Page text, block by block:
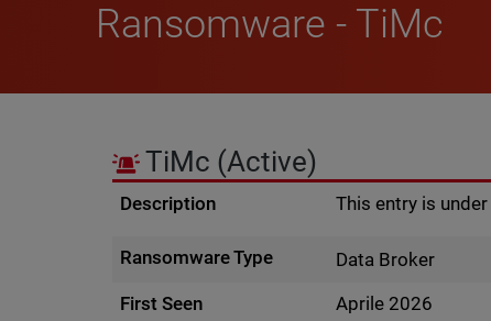
Ransomware - TiMc
TiMc (Active)
Description This entry is
Ransomware Type
Data Broker
First Seen
Aprile 2026